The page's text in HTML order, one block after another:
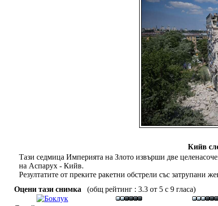
Кийв
Тази седмица Империята на Злото извърши две
на Аспарух - Кийв.
Резултатите от преките ракетни обстрели със затрупани
Оцени тази снимка
(общ рейтинг : 3.3 от 5 с 9 гласа)